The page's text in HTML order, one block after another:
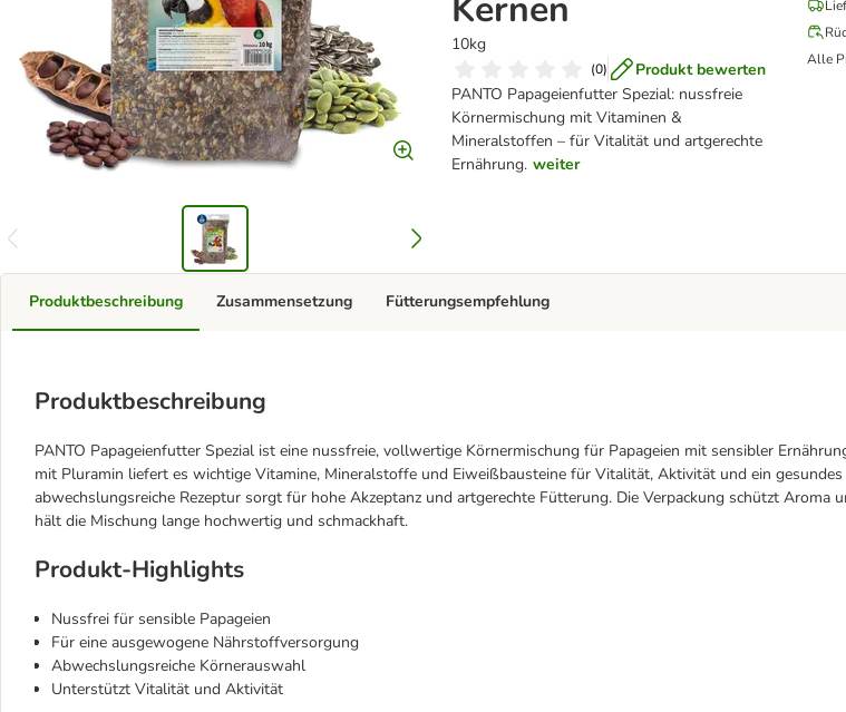
10kg
(0)
Produkt bewerten
PANTO Papageienfutter Spezial: nussfreie
Körnermischung mit Vitaminen &
Mineralstoffen – für Vitalität und artgerechte
Ernährung. weiter
Alle
Produktbeschreibung
Produktbeschreibung
PANTO Papageienfutter Spezial ist eine nussfreie, vollwertige Körnermischung für Papageien mit sensibler
mit Pluramin liefert es wichtige Vitamine, Mineralstoffe und Eiweißbausteine für Vitalität, Aktivität und ein gesundes
abwechslungsreiche Rezeptur sorgt für hohe Akzeptanz und artgerechte Fütterung. Die Verpackung schützt Aroma
hält die Mischung lange hochwertig und schmackhaft.
Produkt-Highlights
Nussfrei für sensible Papageien
Für eine ausgewogene Nährstoffversorgung
Abwechslungsreiche Körnerauswahl
Unterstützt Vitalität und Aktivität
Zusammensetzung Fütterungsempfehlung